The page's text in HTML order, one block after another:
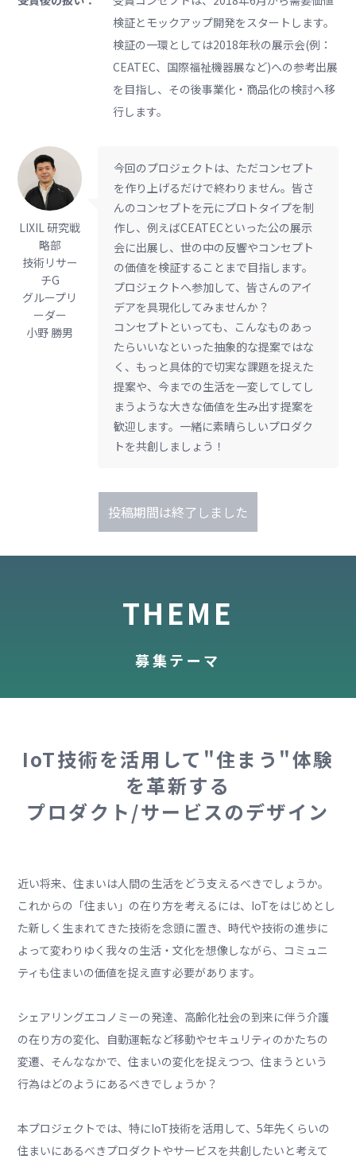
検証とモックアップ開発をスタートします。
検証の一環としては2018年秋の展示会(例：
CEATEC、国際福祉機器展など)への参考出展
を目指し、その後事業化・商品化の検討へ移
行します。
LIXIL 研究戦
略部
技術リサー
チG
グループリ
ーダー
小野 勝男
今回のプロジェクトは、ただコンセプト
を作り上げるだけで終わりません。皆さ
んのコンセプトを元にプロトタイプを制
作し、例えばCEATECといった公の展示
会に出展し、世の中の反響やコンセプト
の価値を検証することまで目指します。
プロジェクトへ参加して、皆さんのアイ
デアを具現化してみませんか？
コンセプトといっても、こんなものあっ
たらいいなといった抽象的な提案ではな
く、もっと具体的で切実な課題を捉えた
提案や、今までの生活を一変してしてし
まうような大きな価値を生み出す提案を
歓迎します。一緒に素晴らしいプロダク
トを共創しましょう！
投稿期間は終了しました
THEME
募集テーマ
IoT技術を活用して"住まう"体験
を革新する
プロダクト/サービスのデザイン
近い将来、住まいは人間の生活をどう支えるべきでしょうか。
これからの「住まい」の在り方を考えるには、IoTをはじめとし
た新しく生まれてきた技術を念頭に置き、時代や技術の進歩に
よって変わりゆく我々の生活・文化を想像しながら、コミュニ
ティも住まいの価値を捉え直す必要があります。
シェアリングエコノミーの発達、高齢化社会の到来に伴う介護
の在り方の変化、自動運転など移動やセキュリティのかたちの
変遷、そんななかで、住まいの変化を捉えつつ、住まうという
行為はどのようにあるべきでしょうか？
本プロジェクトでは、特にIoT技術を活用して、5年先くらいの
住まいにあるべきプロダクトやサービスを共創したいと考えて